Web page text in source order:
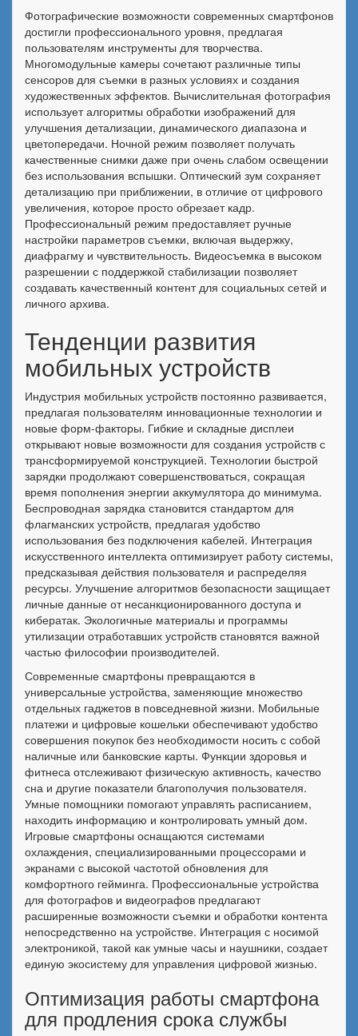
Фотографические возможности современных смартфонов
достигли профессионального уровня, предлагая
пользователям инструменты для творчества.
Многомодульные камеры сочетают различные типы
сенсоров для съемки в разных условиях и создания
художественных эффектов. Вычислительная фотография
использует алгоритмы обработки изображений для
улучшения детализации, динамического диапазона и
цветопередачи. Ночной режим позволяет получать
качественные снимки даже при очень слабом освещении
без использования вспышки. Оптический зум сохраняет
детализацию при приближении, в отличие от цифрового
увеличения, которое просто обрезает кадр.
Профессиональный режим предоставляет ручные
настройки параметров съемки, включая выдержку,
диафрагму и чувствительность. Видеосъемка в высоком
разрешении с поддержкой стабилизации позволяет
создавать качественный контент для социальных сетей и
личного архива.
Тенденции развития
мобильных устройств
Индустрия мобильных устройств постоянно развивается,
предлагая пользователям инновационные технологии и
новые форм-факторы. Гибкие и складные дисплеи
открывают новые возможности для создания устройств с
трансформируемой конструкцией. Технологии быстрой
зарядки продолжают совершенствоваться, сокращая
время пополнения энергии аккумулятора до минимума.
Беспроводная зарядка становится стандартом для
флагманских устройств, предлагая удобство
использования без подключения кабелей. Интеграция
искусственного интеллекта оптимизирует работу системы,
предсказывая действия пользователя и распределяя
ресурсы. Улучшение алгоритмов безопасности защищает
личные данные от несанкционированного доступа и
кибератак. Экологичные материалы и программы
утилизации отработавших устройств становятся важной
частью философии производителей.
Современные смартфоны превращаются в
универсальные устройства, заменяющие множество
отдельных гаджетов в повседневной жизни. Мобильные
платежи и цифровые кошельки обеспечивают удобство
совершения покупок без необходимости носить с собой
наличные или банковские карты. Функции здоровья и
фитнеса отслеживают физическую активность, качество
сна и другие показатели благополучия пользователя.
Умные помощники помогают управлять расписанием,
находить информацию и контролировать умный дом.
Игровые смартфоны оснащаются системами
охлаждения, специализированными процессорами и
экранами с высокой частотой обновления для
комфортного гейминга. Профессиональные устройства
для фотографов и видеографов предлагают
расширенные возможности съемки и обработки контента
непосредственно на устройстве. Интеграция с носимой
электроникой, такой как умные часы и наушники, создает
единую экосистему для управления цифровой жизнью.
Оптимизация работы смартфона
для продления срока службы